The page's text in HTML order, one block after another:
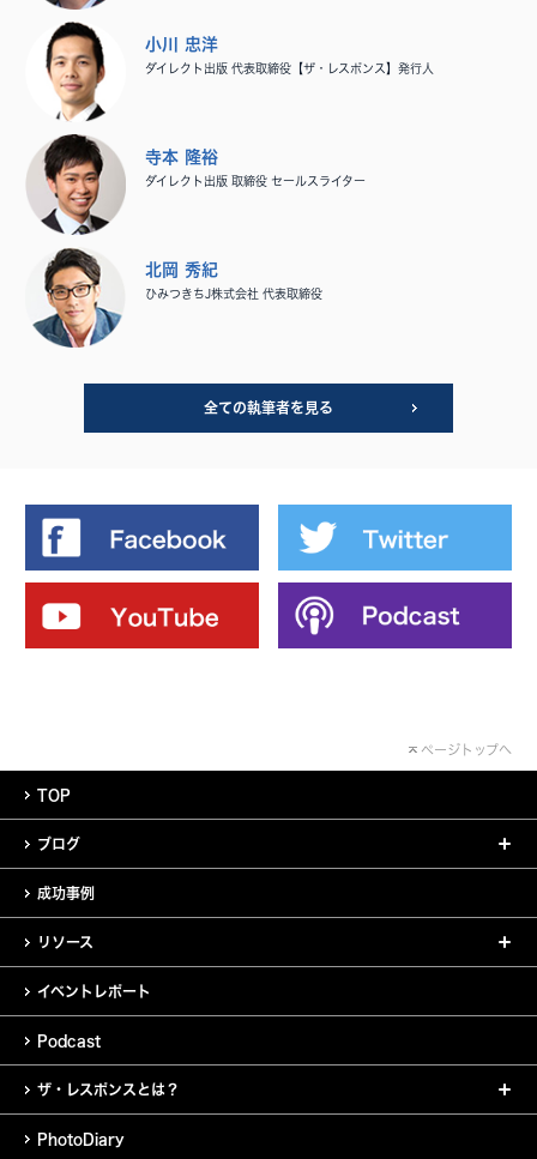
小川 忠洋
ダイレクト出版 代表取締役【ザ・レスポンス】発行人
寺本 隆裕
ダイレクト出版 取締役 セールスライター
北岡 秀紀
ひみつきちJ株式会社 代表取締役
全ての執筆者を見る
ページトップへ
TOP
ブログ
成功事例
リソース
イベントレポート
Podcast
ザ・レスポンスとは？
PhotoDiary